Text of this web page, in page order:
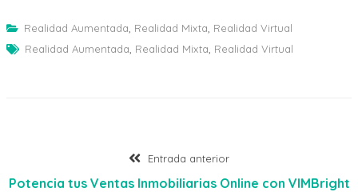
Realidad Aumentada Realidad Mixta Realidad Virtual
Realidad Aumentada Realidad Mixta Realidad Virtual
Entrada anterior
Potencia tus Ventas Inmobiliarias Online con VIMBright